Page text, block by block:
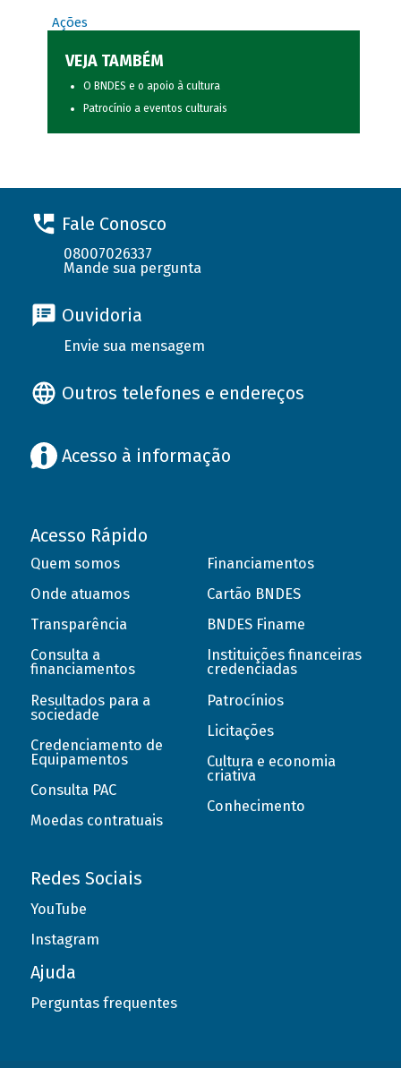
Ações
VEJA TAMBÉM
O BNDES e o apoio à cultura
Patrocínio a eventos culturais
Fale Conosco
08007026337
Mande sua pergunta
Ouvidoria
Envie sua mensagem
Outros telefones e endereços
Acesso à informação
Acesso Rápido
Quem somos
Onde atuamos
Transparência
Consulta a
financiamentos
Resultados para a
sociedade
Credenciamento de
Equipamentos
Consulta PAC
Moedas contratuais
Financiamentos
Cartão BNDES
BNDES Finame
Instituições financeiras
credenciadas
Patrocínios
Licitações
Cultura e economia
criativa
Conhecimento
Redes Sociais
YouTube
Instagram
Ajuda
Perguntas frequentes